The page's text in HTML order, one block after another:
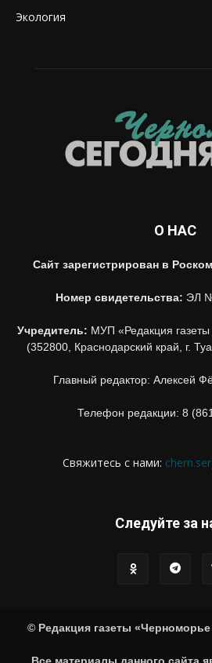
Экология
О НАС
Сайт зарегистрирован в
Номер свидетельства: ЭЛ
Учредитель: МУП «Редакция
(352800, Краснодарский край, г.
Главный редактор: Алексей
Телефон редакции: 8
Свяжитесь с нами:
Следуйте за
© Редакция газеты «Черноморье